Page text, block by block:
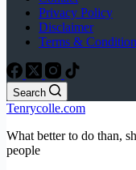
Privacy Policy
Disclaimer
Terms &
Search
Tenrycolle.com
What better to do than,
people